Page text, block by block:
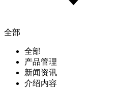
全部
全部
产品管理
新闻资讯
介绍内容